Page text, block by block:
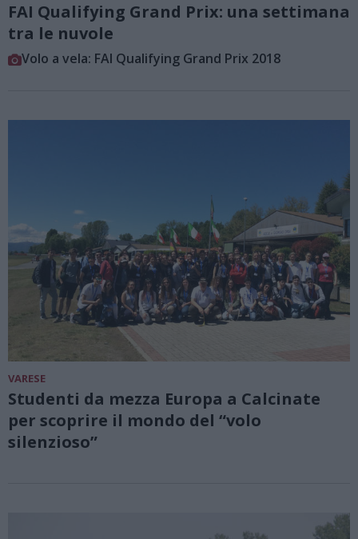
FAI Qualifying Grand Prix: una settimana
tra le nuvole
Volo a vela: FAI Qualifying Grand Prix 2018
VARESE
Studenti da mezza Europa a Calcinate
per scoprire il mondo del “volo
silenzioso”